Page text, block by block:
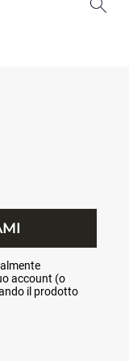
account (o
il prodotto